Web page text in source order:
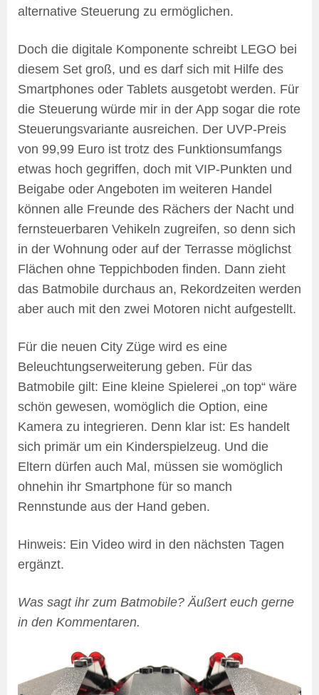
alternative Steuerung zu ermöglichen.
Doch die digitale Komponente schreibt LEGO bei
diesem Set groß, und es darf sich mit Hilfe des
Smartphones oder Tablets ausgetobt werden. Für
die Steuerung würde mir in der App sogar die rote
Steuerungsvariante ausreichen. Der UVP-Preis
von 99,99 Euro ist trotz des Funktionsumfangs
etwas hoch gegriffen, doch mit VIP-Punkten und
Beigabe oder Angeboten im weiteren Handel
können alle Freunde des Rächers der Nacht und
fernsteuerbaren Vehikeln zugreifen, so denn sich
in der Wohnung oder auf der Terrasse möglichst
Flächen ohne Teppichboden finden. Dann zieht
das Batmobile durchaus an, Rekordzeiten werden
aber auch mit den zwei Motoren nicht aufgestellt.
Für die neuen City Züge wird es eine
Beleuchtungserweiterung geben. Für das
Batmobile gilt: Eine kleine Spielerei „on top“ wäre
schön gewesen, womöglich die Option, eine
Kamera zu integrieren. Denn klar ist: Es handelt
sich primär um ein Kinderspielzeug. Und die
Eltern dürfen auch Mal, müssen sie womöglich
ohnehin ihr Smartphone für so manch
Rennstunde aus der Hand geben.
Hinweis: Ein Video wird in den nächsten Tagen
ergänzt.
Was sagt ihr zum Batmobile? Äußert euch gerne
in den Kommentaren.